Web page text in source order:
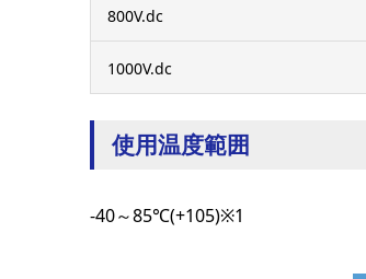
800V.dc
1000V.dc
使用温度範囲
-40～85℃(+105)※1